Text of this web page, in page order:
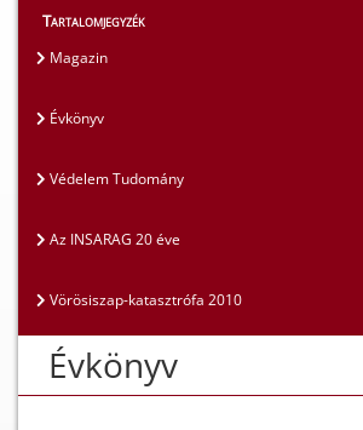
Magunkról
Tartalomjegyzék
Magazin
Évkönyv
Védelem Tudomány
Az INSARAG 20 éve
Vörösiszap-katasztrófa 2010
Évkönyv